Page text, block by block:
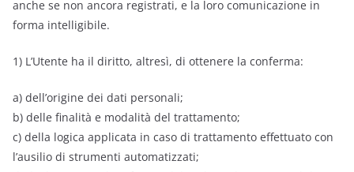
anche se non ancora registrati, e la loro comunicazione in
forma intelligibile.
1) L’Utente ha il diritto, altresì, di ottenere la conferma:
a) dell’origine dei dati personali;
b) delle finalità e modalità del trattamento;
c) della logica applicata in caso di trattamento effettuato con
l’ausilio di strumenti automatizzati;